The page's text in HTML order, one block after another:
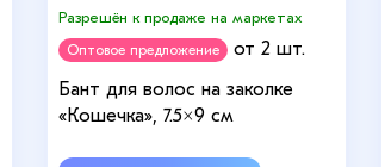
Разрешён к продаже на маркетах
Оптовое предложение
от 2 шт.
Бант для волос на заколке
«Кошечка», 7.5×9 см